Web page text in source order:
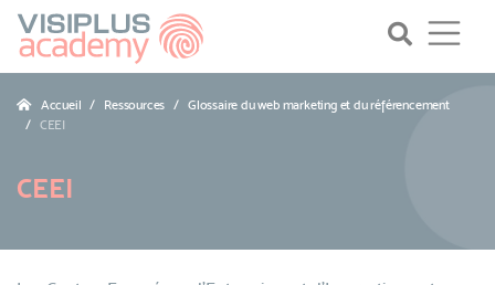
Accueil Ressources
Glossaire du web marketing et du référencement
CEEI
CEEI